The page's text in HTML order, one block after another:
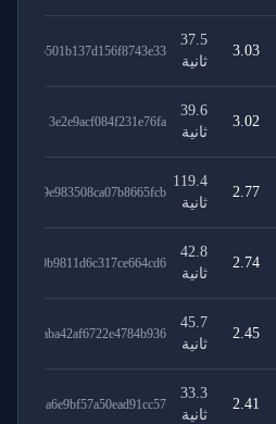
3.03
37.5
ثانية
b501b137d156f8743e33
3.02
39.6
ثانية
3e2e9acf084f231e76fa
2.77
119.4
ثانية
9e983508ca07b8665fcb
2.74
42.8
ثانية
0b9811d6c317ce664cd6
2.45
45.7
ثانية
aba42af6722e4784b936
2.41
33.3
ثانية
a6e9bf57a50ead91cc57